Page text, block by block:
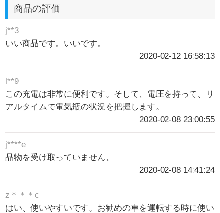
商品の評価
j**3
いい商品です。いいです。
2020-02-12 16:58:13
l**9
この充電は非常に便利です。そして、電圧を持って、リ
アルタイムで電気瓶の状況を把握します。
2020-02-08 23:00:55
j****e
品物を受け取っていません。
2020-02-08 14:41:24
z＊＊＊c
はい、使いやすいです。お勧めの車を運転する時に使い